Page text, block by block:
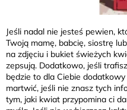
Jeśli nadal nie jesteś pewien,
Twoją mamę, babcię, siostrę
na zdjęciu i bukiet świeżych
zepsują. Dodatkowo, jeśli
będzie to dla Ciebie
martwić, jeśli nie znasz tych
tym, jaki kwiat przypomina ci